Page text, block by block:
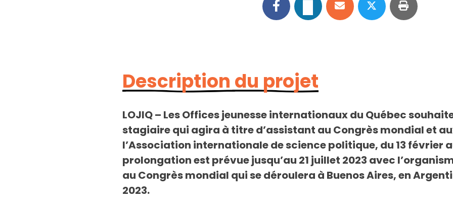
Description du projet
LOJIQ – Les Offices jeunesse internationaux du Québec
stagiaire qui agira à titre d’assistant au Congrès mondial et
l’Association internationale de science politique, du 13 février
prolongation est prévue jusqu’au 21 juillet 2023 avec
au Congrès mondial qui se déroulera à Buenos Aires, en
2023.